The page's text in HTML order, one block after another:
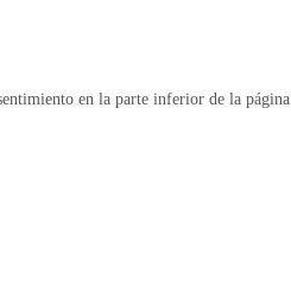
en la parte inferior de la página.